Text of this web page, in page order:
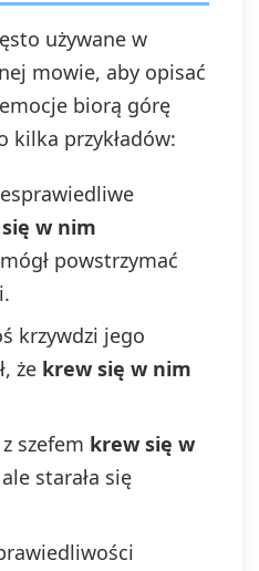
używane w
mowie, aby opisać
biorą górę
kilka przykładów:
w nim
powstrzymać
krzywdzi jego
że krew się w nim
szefem krew się w
starała się